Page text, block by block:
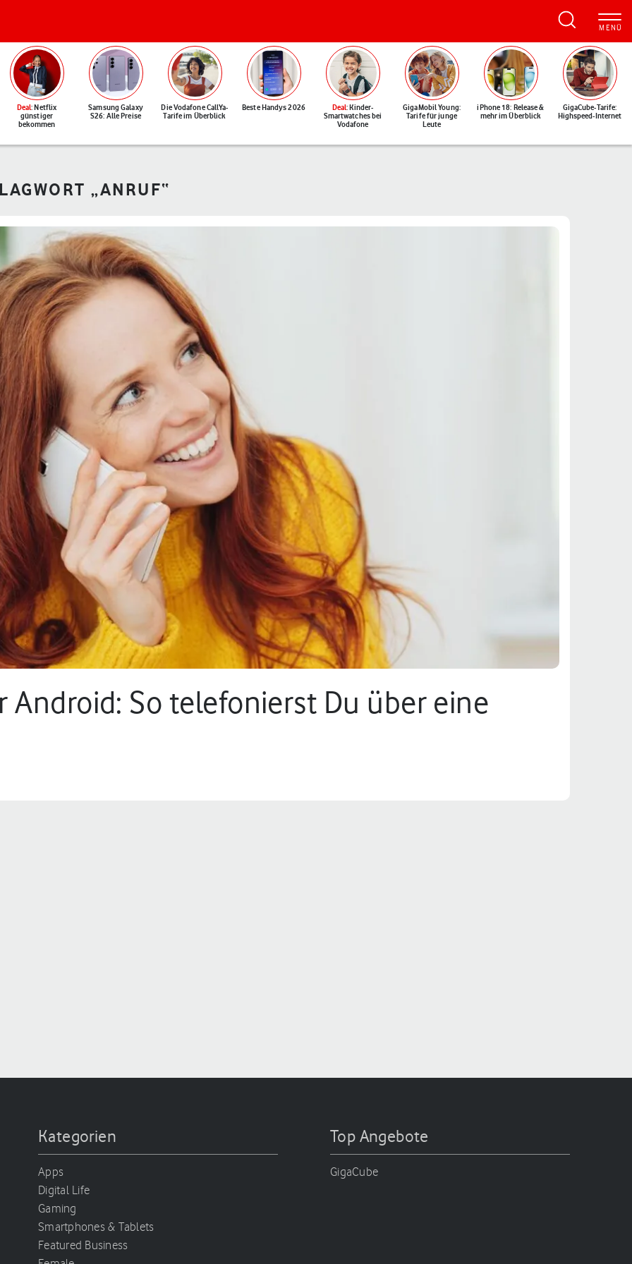
Deal: Netflix
günstiger
bekommen
Samsung Galaxy
S26: Alle Preise
Die Vodafone CallYa-
Tarife im Überblick
Beste Handys 2026 Deal: Kinder-
Smartwatches bei
Vodafone
GigaMobil Young:
Tarife für junge
Leute
iPhone 18: Release &
mehr im Überblick
GigaCube-Tarife:
Highspeed-Internet
„ANRUF“
Android: So telefonierst Du über eine
Kategorien
Apps
Digital Life
Gaming
Smartphones & Tablets
Featured Business
Top Angebote
GigaCube